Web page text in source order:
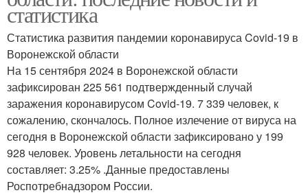
статистика
Статистика развития пандемии коронавируса Covid-19 в
Воронежской области
На 15 сентября 2024 в Воронежской области
зафиксирован 225 561 подтвержденный случай
заражения коронавирусом Covid-19. 7 339 человек, к
сожалению, скончалось. Полное излечение от вируса на
сегодня в Воронежской области зафиксировано у 199
928 человек. Уровень летальности на сегодня
составляет: 3.25% .Данные предоставлены
Роспотребнадзором России.